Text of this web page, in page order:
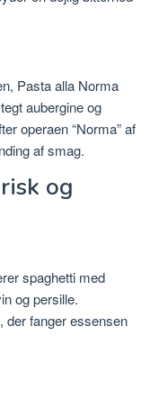
Pasta alla Norma
aubergine og
operaen “Norma” af
af smag.
og
spaghetti med
og persille.
der fanger essensen